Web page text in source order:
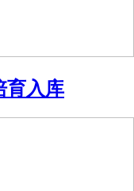
育入库